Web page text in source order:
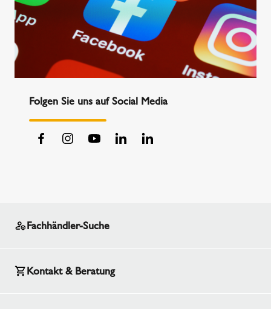
Folgen Sie uns auf Social Media
Fachhändler-Suche
Kontakt & Beratung